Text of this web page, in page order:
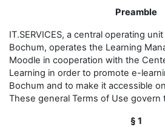
Preamble
IT.SERVICES, a central operating
Bochum, operates the Learning
Moodle in cooperation with the
Learning in order to promote e-
Bochum and to make it accessible
These general Terms of Use govern
§ 1